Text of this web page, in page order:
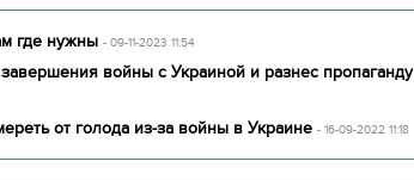
где нужны - 09-11-2023 11:54
войны с Украиной и разнес пропаганду
от голода из-за войны в Украине - 16-09-2022 11:18